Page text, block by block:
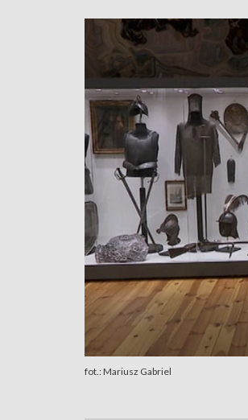
fot.: Mariusz Gabriel